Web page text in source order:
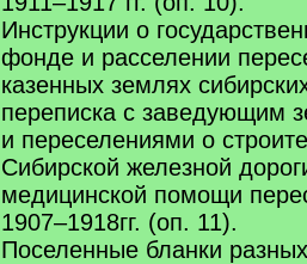
Инструкции о
фонде и расселении
казенных землях
переписка с заведующим
и переселениями о
Сибирской железной
медицинской помощи
1907–1918гг. (оп. 11).
Поселенные бланки